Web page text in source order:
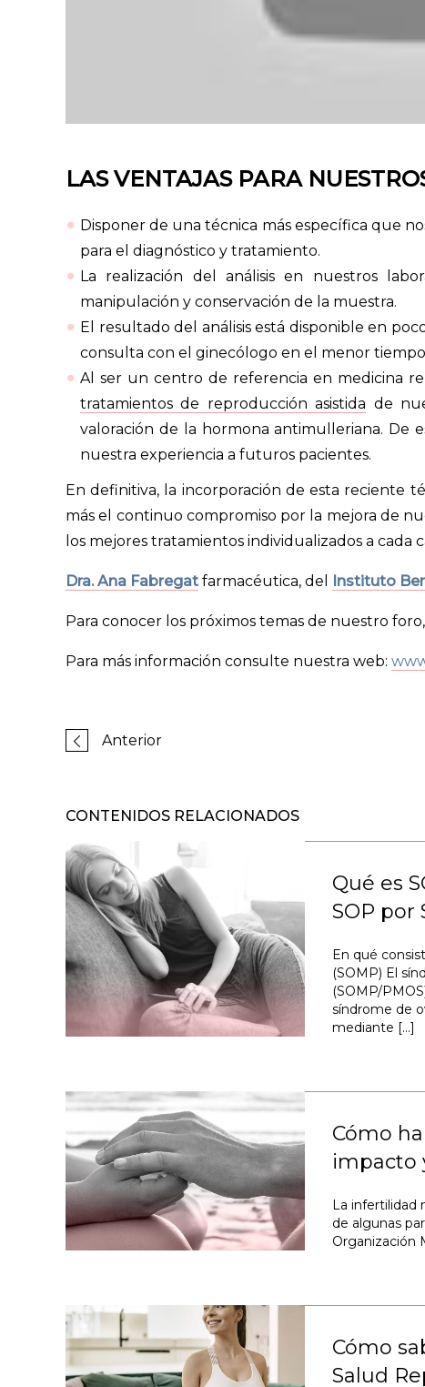
LAS VENTAJAS PARA
Disponer de una técnica más específica que
para el diagnóstico y tratamiento.
La realización del análisis en nuestros
manipulación y conservación de la muestra.
El resultado del análisis está disponible en
consulta con el ginecólogo en el menor
Al ser un centro de referencia en medicina
tratamientos de reproducción asistida de
valoración de la hormona antimulleriana. De
nuestra experiencia a futuros pacientes.
En definitiva, la incorporación de esta reciente
más el continuo compromiso por la mejora de
los mejores tratamientos individualizados a cada
Dra. Ana Fabregat farmacéutica, del Instituto
Para conocer los próximos temas de nuestro foro,
Para más información consulte nuestra web:
Anterior
CONTENIDOS RELACIONADOS
Qué es
SOP por
En qué
(SOMP) El
(SOMP/
síndrome de
mediante […]
Cómo
impacto
La infertilidad
de algunas
Organización
Cómo
Salud